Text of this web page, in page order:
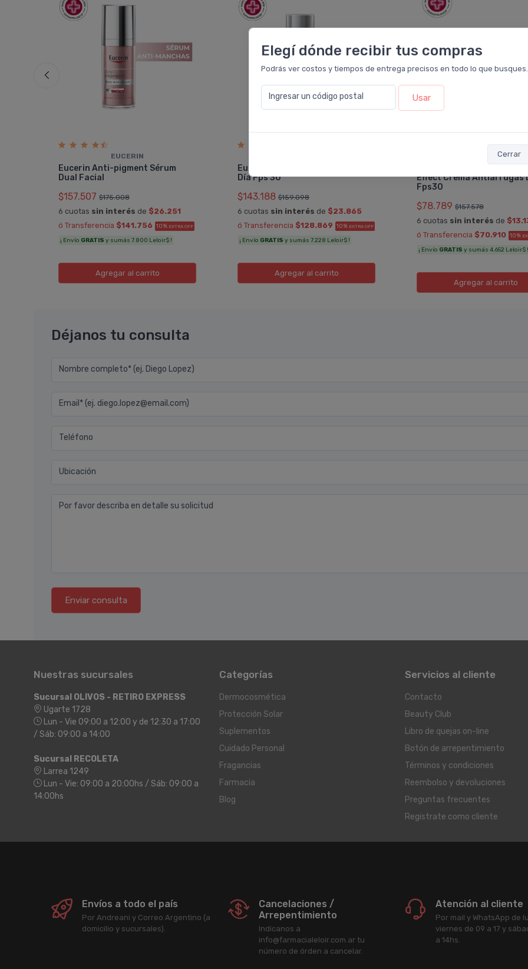
Elegí dónde recibir tus compras
Podrás ver costos y tiempos de entrega precisos en todo lo que busques.
Ingresar un código postal Usar
Cerrar
EUCERIN
Eucerin Anti-pigment Sérum
Dual Facial
$157.507 $175.008
6 cuotas sin interés de $26.251
ó Transferencia $141.756 10% EXTRA OFF
¡ Envío GRATIS y sumás 7.800 Leloir$ !
Agregaral carrito
Eucerin Anti-pigment Crema De
Día Fps 30
$143.188 $159.098
6 cuotas sin interés de $23.865
ó Transferencia $128.869 10% EXTRA OFF
¡ Envío GRATIS y sumás 7.228 Leloir$ !
Agregaral carrito
EUCERIN
Effect Crema Antiarrugas
Fps30
$78.789 $157.578
6 cuotas sin interés de
ó Transferencia $70.910 10%
¡ Envío GRATIS y sumás 4.652 Leloir$ !
Agregaral carrito
Déjanos tu consulta
Nombre completo* (ej. Diego Lopez)
Email* (ej. diego.lopez@email.com)
Teléfono
Ubicación
Por favor describa en detalle su solicitud
Enviar consulta
Nuestras sucursales
Sucursal OLIVOS - RETIRO EXPRESS
Ugarte 1728
Lun - Vie 09:00 a 12:00 y de 12:30 a 17:00
/ Sáb: 09:00 a 14:00
Sucursal RECOLETA
Larrea 1249
Lun - Vie: 09:00 a 20:00hs / Sáb: 09:00 a
14:00hs
Categorías
Dermocosmética
Protección Solar
Suplementos
Cuidado Personal
Fragancias
Farmacia
Blog
Servicios al cliente
Contacto
Beauty Club
Libro de quejas on-line
Botón de arrepentimiento
Términos y condiciones
Reembolso y devoluciones
Preguntas frecuentes
Registrate como cliente
Envíos a todo el país
Por Andreani y Correo Argentino (a
domicilio y sucursales).
Cancelaciones /
Arrepentimiento
Indicanos a
info@farmacialeloir.com.ar tu
número de órden a cancelar.
Atención al cliente
Por mail y WhatsApp de
viernes de 09 a 17 y
a 14hs.